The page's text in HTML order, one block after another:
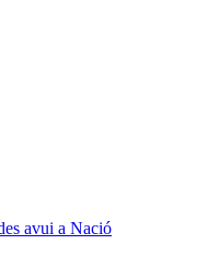
avui a Nació